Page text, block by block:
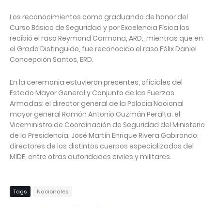
Los reconocimientos como graduando de honor del
Curso Básico de Seguridad y por Excelencia Física los
recibió el raso Reymond Carmona, ARD., mientras que en
el Grado Distinguido, fue reconocido el raso Félix Daniel
Concepción Santos, ERD.
En la ceremonia estuvieron presentes, oficiales del
Estado Mayor General y Conjunto de las Fuerzas
Armadas; el director general de la Polocia Nacional
mayor general Ramón Antonio Guzmán Peralta; el
Viceministro de Coordinación de Seguridad del Ministerio
de la Presidencia, José Martín Enrique Rivera Gabirondo;
directores de los distintos cuerpos especializados del
MIDE, entre otras autoridades civiles y militares.
Tags Nacionales